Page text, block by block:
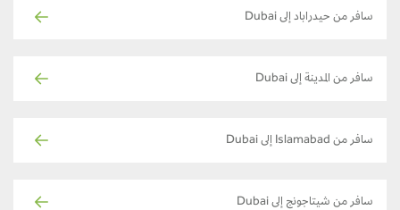
سافر من حيدراباد إلى Dubai
سافر من المدينة إلى Dubai
سافر من Islamabad إلى Dubai
سافر من شيتاجونج إلى Dubai